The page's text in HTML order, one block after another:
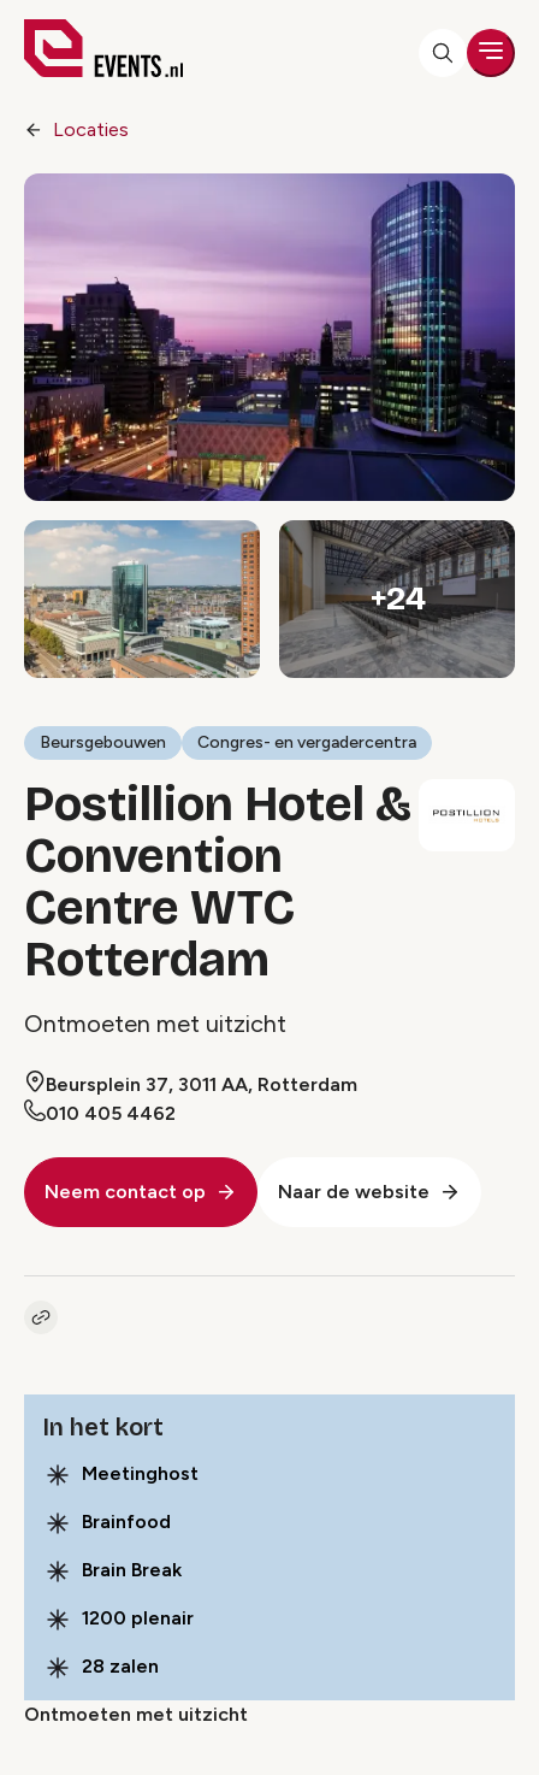
Locaties
+24
Beursgebouwen Congres- en vergadercentra
Postillion Hotel &
Convention
Centre WTC
Rotterdam
Ontmoeten met uitzicht
Beursplein 37, 3011 AA, Rotterdam
010 405 4462
Neem contact op Naar de website
Kopieer link naar pagina
In het kort
Meetinghost
Brainfood
Brain Break
1200 plenair
28 zalen
Ontmoeten met uitzicht